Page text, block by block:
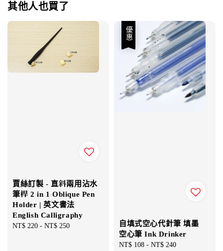
其他人也買了
賈絲訂製 - 直斜兩用沾水
筆桿 2 in 1 Oblique Pen
Holder | 英文書法
English Calligraphy
Regular
NT$ 220 - NT$ 250
優惠
自填式空心代針筆 填墨
空心筆 Ink Drinker
Sale
NT$ 108 - NT$ 240